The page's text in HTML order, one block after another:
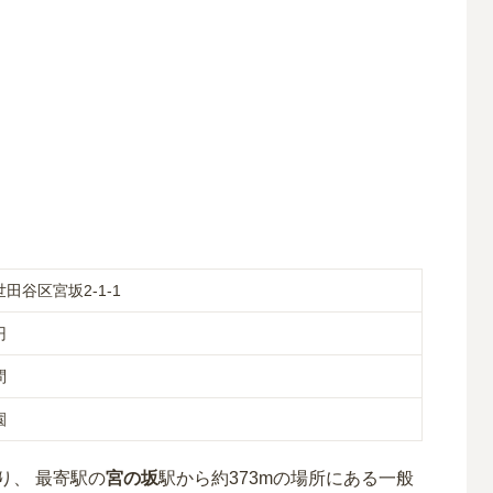
田谷区宮坂2-1-1
、 最寄駅の宮の坂駅から約373mの場所にある一般